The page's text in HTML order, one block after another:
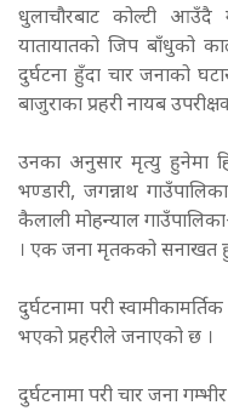
धुलाचौरबाट कोल्टी आउँदै
यातायातको जिप बाँधुको
दुर्घटना हुँदा चार जनाको
बाजुराका प्रहरी नायब
उनका अनुसार मृत्यु हुनेमा
भण्डारी, जगन्नाथ
कैलाली मोहन्याल
। एक जना मृतकको सनाखत
दुर्घटनामा परी
भएको प्रहरीले जनाएको छ ।
दुर्घटनामा परी चार जना